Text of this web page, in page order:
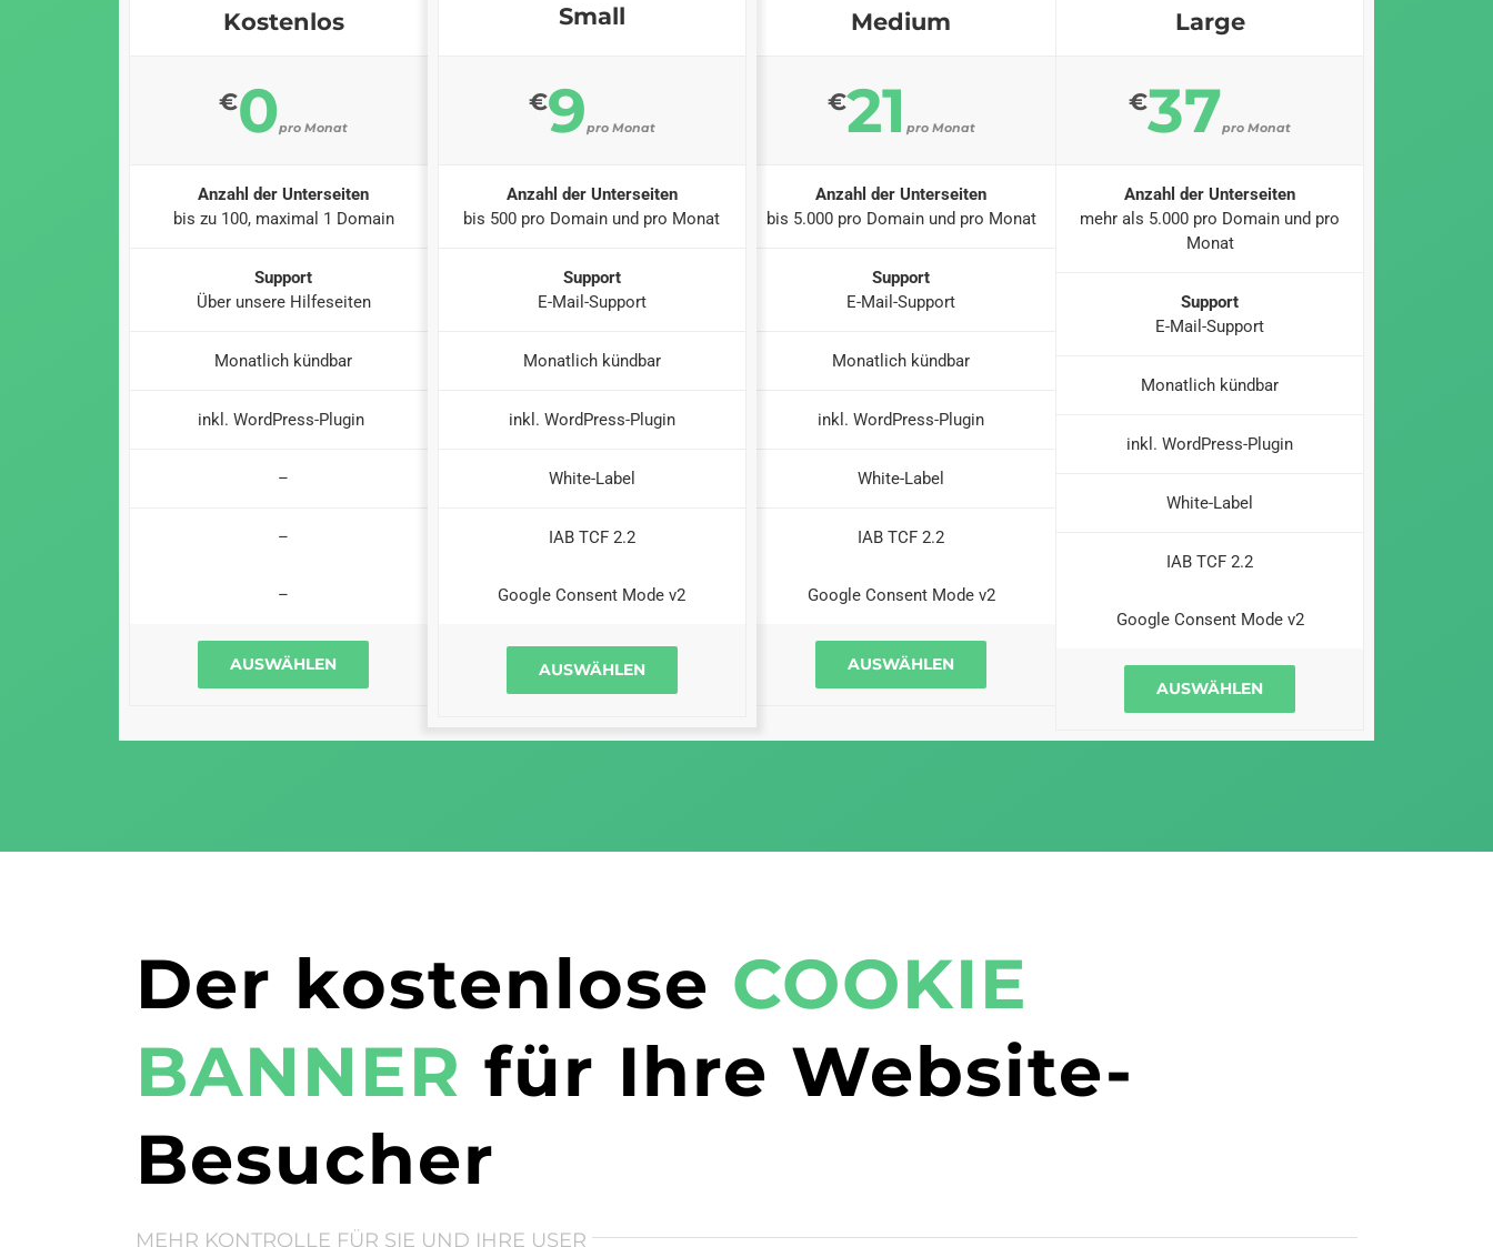
Kostenlos
€0pro Monat
Anzahl der Unterseiten
bis zu 100, maximal 1 Domain
Support
Über unsere Hilfeseiten
Monatlich kündbar
inkl. WordPress-Plugin
–
–
–
AUSWÄHLEN
Small
€9pro Monat
Anzahl der Unterseiten
bis 500 pro Domain und pro Monat
Support
E-Mail-Support
Monatlich kündbar
inkl. WordPress-Plugin
White-Label
IAB TCF 2.2
Google Consent Mode v2
AUSWÄHLEN
Medium
€21 pro Monat
Anzahl der Unterseiten
bis 5.000 pro Domain und pro Monat
Support
E-Mail-Support
Monatlich kündbar
inkl. WordPress-Plugin
White-Label
IAB TCF 2.2
Google Consent Mode v2
AUSWÄHLEN
Large
€37pro Monat
Anzahl der Unterseiten
mehr als 5.000 pro Domain und pro
Monat
Support
E-Mail-Support
Monatlich kündbar
inkl. WordPress-Plugin
White-Label
IAB TCF 2.2
Google Consent Mode v2
AUSWÄHLEN
Der kostenlose COOKIE
BANNER für Ihre Website-
Besucher
MEHR KONTROLLE FÜR SIE UND IHRE USER